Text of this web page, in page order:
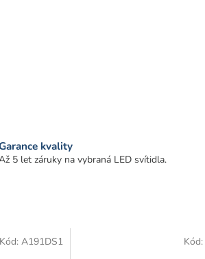
kvality
5 let záruky na vybraná LED svítidla.
Kód: A191DS1 Kód: